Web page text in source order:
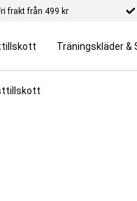
frakt från 499 kr
Träningskläder &